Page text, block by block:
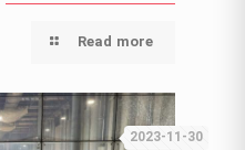
Read more
2023-11-30